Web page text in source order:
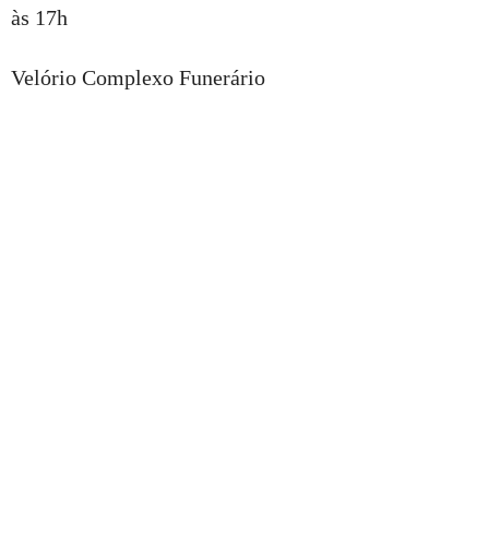
às 17h
Velório Complexo Funerário